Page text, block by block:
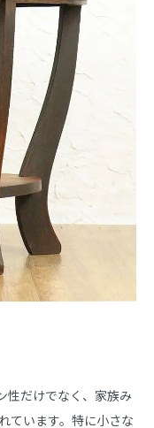
性だけでなく、家族み
ています。特に小さな